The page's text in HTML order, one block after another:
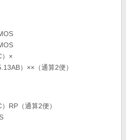
）×
）××（通算2便）
RP（通算2便）